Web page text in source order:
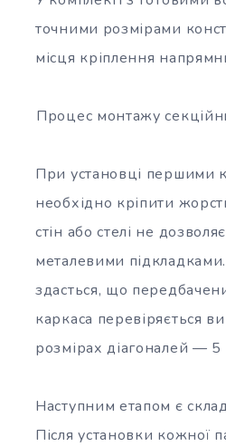
точними розмірами
місця кріплення
Процес монтажу
При установці першими
необхідно кріпити
стін або стелі не
металевими
здасться, що
каркаса перевіряється
розмірах діагоналей —
Наступним етапом є
Після установки кожної